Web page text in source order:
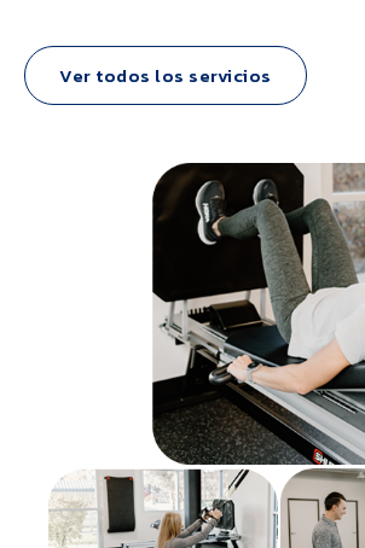
Ver todos los servicios